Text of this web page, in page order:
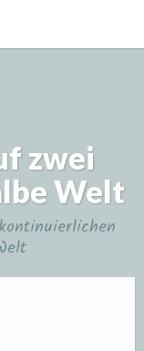
zwei
Welt